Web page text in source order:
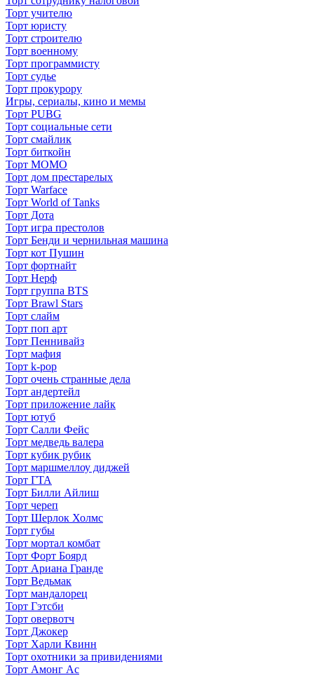
Торт учителю
Торт юристу
Торт строителю
Торт военному
Торт программисту
Торт судье
Торт прокурору
Игры, сериалы, кино и мемы
Торт PUBG
Торт социальные сети
Торт смайлик
Торт биткойн
Торт МОМО
Торт дом престарелых
Торт Warface
Торт World of Tanks
Торт Дота
Торт игра престолов
Торт Бенди и чернильная машина
Торт кот Пушин
Торт фортнайт
Торт Нерф
Торт группа BTS
Торт Brawl Stars
Торт слайм
Торт поп арт
Торт Пеннивайз
Торт мафия
Торт k-pop
Торт очень странные дела
Торт андертейл
Торт приложение лайк
Торт ютуб
Торт Салли Фейс
Торт медведь валера
Торт кубик рубик
Торт маршмеллоу диджей
Торт ГТА
Торт Билли Айлиш
Торт череп
Торт Шерлок Холмс
Торт губы
Торт мортал комбат
Торт Форт Боярд
Торт Ариана Гранде
Торт Ведьмак
Торт мандалорец
Торт Гэтсби
Торт овервотч
Торт Джокер
Торт Харли Квинн
Торт охотники за привидениями
Торт Амонг Ас